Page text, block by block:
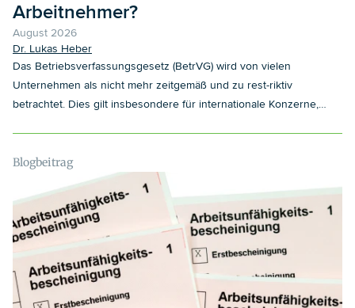
Arbeitnehmer?
August 2026
Dr. Lukas Heber
Das Betriebsverfassungsgesetz (BetrVG) wird von vielen
Unternehmen als nicht mehr zeitgemäß und zu rest-riktiv
betrachtet. Dies gilt insbesondere für internationale Konzerne,
grundlegend unter-scheiden. Während in Deutschland
Betriebsräte mit umfassenden Mitbestimmungsrechten
ausgestattet sind, existieren in vielen anderen Ländern weniger
strenge Beteiligungsmodelle. „Employee Forums“, Employee
Committees“, „Staff Councils“ und andere freiwillige
Arbeitnehmervertretungen gewinnen da-her zunehmend an
Bedeutung.
Blogbeitrag